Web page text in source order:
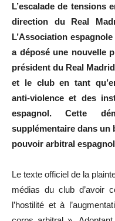
L’escalade de tensions
direction du Real
L’Association
a déposé une nouvelle
président du Real
et le club en tant
anti‑violence et des
espagnol. Cette
supplémentaire dans un
pouvoir arbitral
Le texte officiel de la
médias du club d’avoir
l’hostilité et à